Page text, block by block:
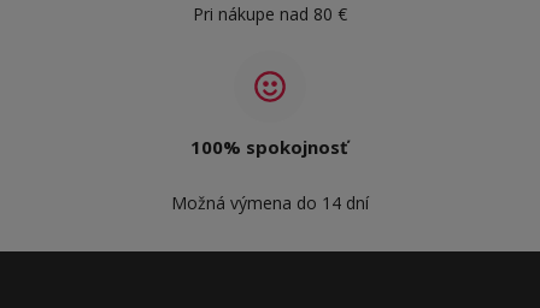
Pri nákupe nad 80 €
100% spokojnosť
Možná výmena do 14 dní